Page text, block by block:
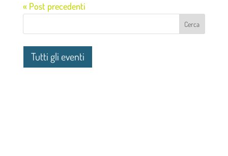
« Post precedenti
Tutti gli eventi